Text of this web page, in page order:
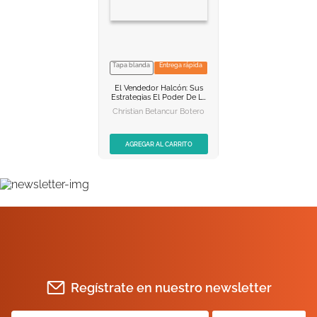
NO DISPONIBLE
AGREGAR AL
Tapa blanda Entrega rápida
El Vendedor Halcón: Sus
Estrategias El Poder De La
Venta Consultiva Para
Ganar Más Clientes
Christian Betancur Botero
AGREGAR AL CARRITO
Regístrate en nuestro newsletter